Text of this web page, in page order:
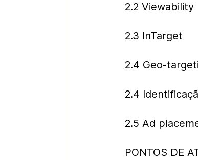
2.2 Viewability
2.3 InTarget
2.4 Geo-
2.4
2.5 Ad
PONTOS DE